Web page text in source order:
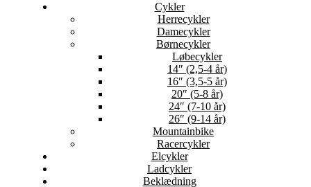
Cykler
Herrecykler
Damecykler
Børnecykler
Løbecykler
14″ (2,5-4 år)
16″ (3,5-5 år)
20″ (5-8 år)
24″ (7-10 år)
26″ (9-14 år)
Mountainbike
Racercykler
Elcykler
Ladcykler
Beklædning